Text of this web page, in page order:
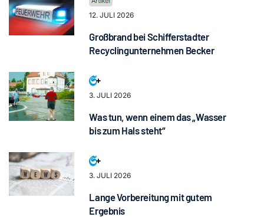
12. JULI 2026
Großbrand bei Schifferstadter
Recyclingunternehmen Becker
3. JULI 2026
Was tun, wenn einem das „Wasser
bis zum Hals steht“
3. JULI 2026
Lange Vorbereitung mit gutem
Ergebnis